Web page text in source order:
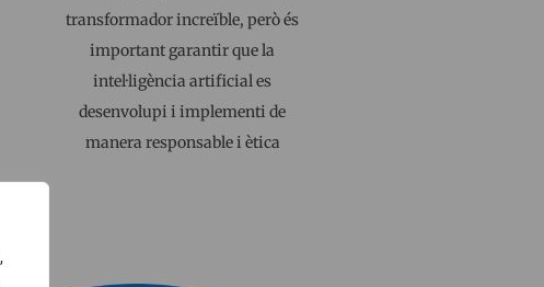
transformador increïble, però és
important garantir que la
intel·ligència artificial es
desenvolupi i implementi de
manera responsable i ètica